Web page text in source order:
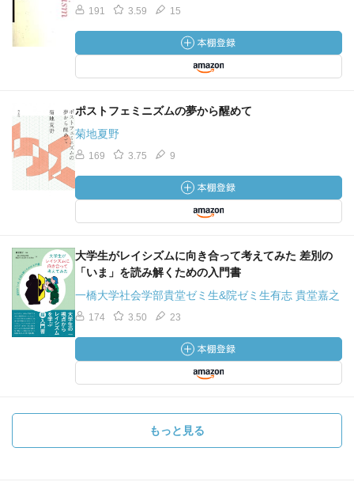
191 3.59 15
ポストフェミニズムの夢から醒めて
菊地夏野
169 3.75 9
大学生がレイシズムに向き合って考えてみた 差別の
「いま」を読み解くための入門書
一橋大学社会学部貴堂ゼミ生&院ゼミ生有志 貴堂嘉之
174 3.50 23
もっと見る